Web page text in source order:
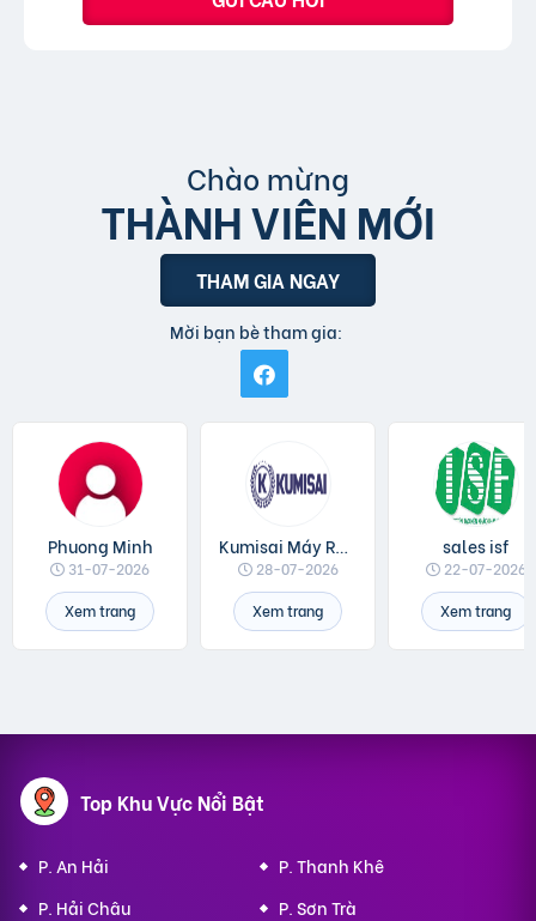
Chào mừng
THÀNH VIÊN MỚI
THAM GIA NGAY
Mời bạn bè tham gia:
Phuong Minh
31-07-2026
Xem trang
Kumisai Máy Rửa Xe
28-07-2026
Xem trang
sales isf
22-07-2026
Xem trang
Top Khu Vực Nổi Bật
P. An Hải
P. Thanh Khê
P. Hải Châu
P. Sơn Trà